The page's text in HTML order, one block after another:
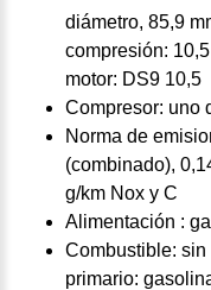
diámetro, 85,9
compresión:
motor: DS9 10,5
Compresor: uno
Norma de
(combinado),
g/km Nox y C
Alimentación :
Combustible:
primario: